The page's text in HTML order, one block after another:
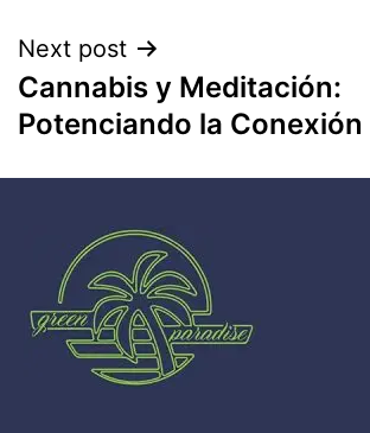
Next post
Cannabis y Meditación:
Potenciando la